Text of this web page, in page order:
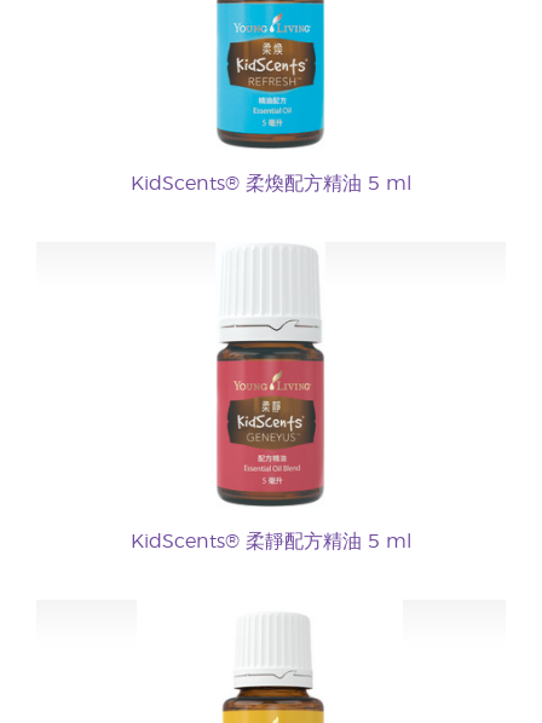
KidScents® 柔煥配方精油 5 ml
KidScents® 柔靜配方精油 5 ml